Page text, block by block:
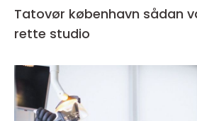
Tatovør københavn sådan vælger du det
rette studio